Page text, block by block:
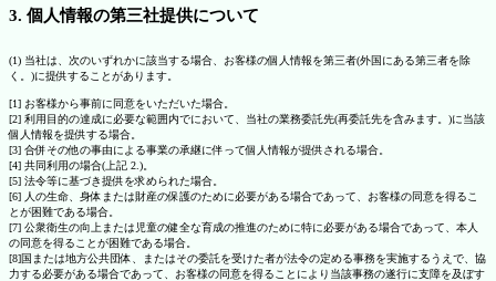
3. 個人情報の第三社提供について
(1) 当社は、次のいずれかに該当する場合、お客様の個人情報を第三者(外国にある第三者を除
く。)に提供することがあります。
[1] お客様から事前に同意をいただいた場合。
[2] 利用目的の達成に必要な範囲内でにおいて、当社の業務委託先(再委託先を含みます。)に当該
個人情報を提供する場合。
[3] 合併その他の事由による事業の承継に伴って個人情報が提供される場合。
[4] 共同利用の場合(上記 2.)。
[5] 法令等に基づき提供を求められた場合。
[6] 人の生命、身体または財産の保護のために必要がある場合であって、お客様の同意を得るこ
とが困難である場合。
[7] 公衆衛生の向上または児童の健全な育成の推進のために特に必要がある場合であって、本人
の同意を得ることが困難である場合。
[8]国または地方公共団体、またはその委託を受けた者が法令の定める事務を実施するうえで、協
力する必要がある場合であって、お客様の同意を得ることにより当該事務の遂行に支障を及ぼす